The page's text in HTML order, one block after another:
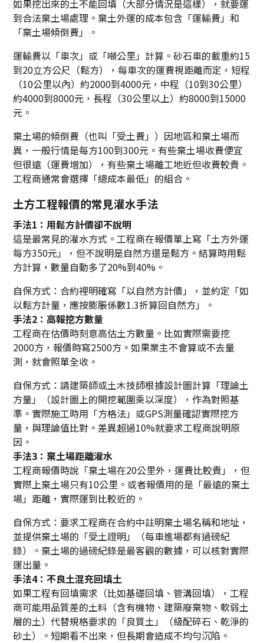
如果挖出來的土不能回填（大部分情況是這樣），就要運
到合法棄土場處理。棄土外運的成本包含「運輸費」和
「棄土場傾倒費」。
運輸費以「車次」或「噸公里」計算。砂石車的載重約15
到20立方公尺（鬆方），每車次的運費視距離而定，短程
（10公里以內）約2000到4000元，中程（10到30公里）
約4000到8000元，長程（30公里以上）約8000到15000
元。
棄土場的傾倒費（也叫「受土費」）因地區和棄土場而
異，一般行情是每方100到300元。有些棄土場收費便宜
但很遠（運費增加），有些棄土場離工地近但收費較貴。
工程商通常會選擇「總成本最低」的組合。
土方工程報價的常見灌水手法
手法1：用鬆方計價卻不說明
這是最常見的灌水方式。工程商在報價單上寫「土方外運
每方350元」，但不說明是自然方還是鬆方。結算時用鬆
方計算，數量自動多了20%到40%。
自保方式：合約裡明確寫「以自然方計價」，並約定「如
以鬆方計量，應按膨脹係數1.3折算回自然方」。
手法2：高報挖方數量
工程商在估價時刻意高估土方數量。比如實際需要挖
2000方，報價時寫2500方。如果業主不會算或不去量
測，就會照單全收。
自保方式：請建築師或土木技師根據設計圖計算「理論土
方量」（設計圖上的開挖範圍乘以深度），作為對照基
準。實際施工時用「方格法」或GPS測量確認實際挖方
量，與理論值比對。差異超過10%就要求工程商說明原
因。
手法3：棄土場距離灌水
工程商報價時說「棄土場在20公里外，運費比較貴」，但
實際上棄土場只有10公里。或者報價用的是「最遠的棄土
場」距離，實際運到比較近的。
自保方式：要求工程商在合約中註明棄土場名稱和地址，
並提供棄土場的「受土證明」（每車進場都有過磅紀
錄）。棄土場的過磅紀錄是最客觀的數據，可以核對實際
運出量。
手法4：不良土混充回填土
如果工程有回填需求（比如基礎回填、管溝回填），工程
商可能用品質差的土料（含有機物、建築廢棄物、軟弱土
層的土）代替規格要求的「良質土」（級配碎石、乾淨的
砂土）。短期看不出來，但長期會造成不均勻沉陷。